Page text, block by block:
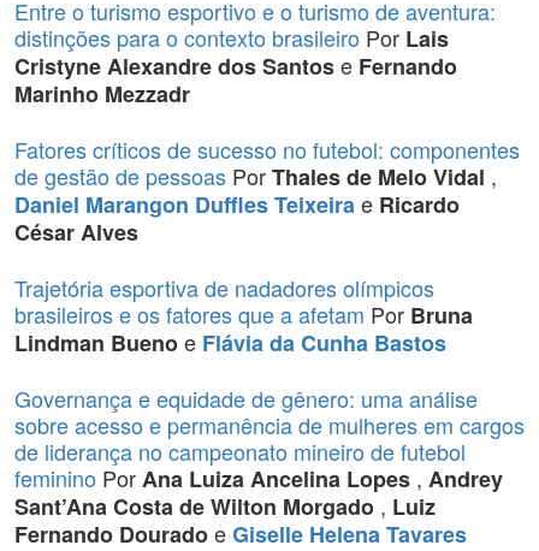
Entre o turismo esportivo e o turismo de aventura:
distinções para o contexto brasileiro Por Lais
Cristyne Alexandre dos Santose Fernando
Marinho Mezzadr
Fatores críticos de sucesso no futebol: componentes
de gestão de pessoas PorThales de Melo Vidal ,
Daniel Marangon Duffles Teixeirae Ricardo
César Alves
Trajetória esportiva de nadadores olímpicos
brasileiros e os fatores que a afetam Por Bruna
Lindman Buenoe Flávia da Cunha Bastos
Governança e equidade de gênero: uma análise
sobre acesso e permanência de mulheres em cargos
de liderança no campeonato mineiro de futebol
feminino PorAna Luiza Ancelina Lopes , Andrey
Sant’Ana Costa de Wilton Morgado , Luiz
Fernando DouradoeGiselle Helena Tavares